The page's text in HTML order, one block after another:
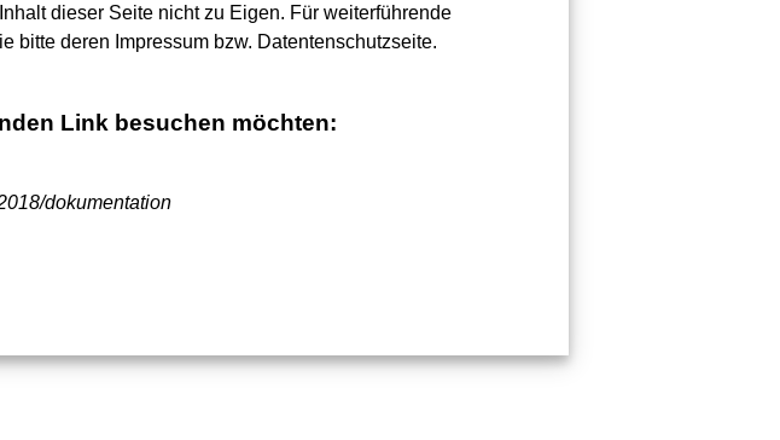
dieser Seite nicht zu Eigen. Für weiterführende
bitte deren Impressum bzw. Datentenschutzseite.
Link besuchen möchten:
dokumentation